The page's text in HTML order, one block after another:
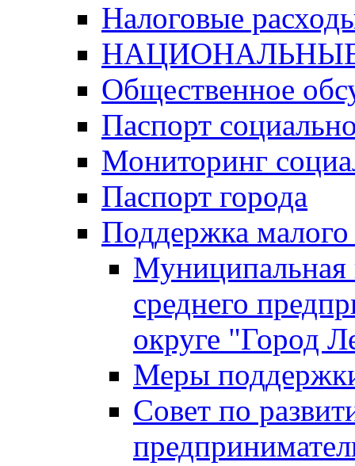
Налоговые
Общественное
Паспорт
Мониторинг
Паспорт города
Поддержка малого
Муниципальная
среднего
округе "Город
Меры
Совет по